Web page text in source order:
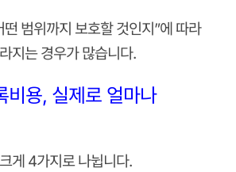
떤 범위까지 보호할 것인지”에 따라
지는 경우가 많습니다.
비용, 실제로 얼마나
게 4가지로 나뉩니다.